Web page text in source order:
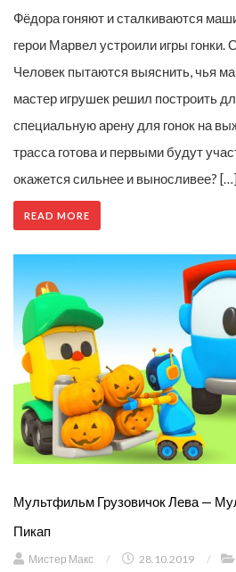
Фёдора гоняют и сталкиваются
герои Марвел устроили игры
Человек пытаются выяснить, чья
мастер игрушек решил построить
специальную арену для гонок на
трасса готова и первыми будут
окажется сильнее и выносливее? […]
READ MORE
Мультфильм Грузовичок Лева —
Пикап
Мистер Макс / 28.10.2019 /